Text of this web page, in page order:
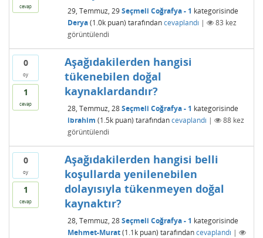
cevap 29, Temmuz, 29 Seçmeli Coğrafya - 1 kategorisinde
Derya (1.0kpuan) tarafından cevaplandı | 83 kez
görüntülendi
0
oy
1
cevap
Aşağıdakilerden hangisi
tükenebilen doğal
kaynaklardandır?
28, Temmuz, 28 Seçmeli Coğrafya - 1 kategorisinde
ibrahim (1.5kpuan) tarafından cevaplandı | 88kez
görüntülendi
0
oy
1
cevap
Aşağıdakilerden hangisi belli
koşullarda yenilenebilen
dolayısıyla tükenmeyen doğal
kaynaktır?
28, Temmuz, 28 Seçmeli Coğrafya - 1 kategorisinde
Mehmet-Murat (1.1kpuan) tarafından cevaplandı |